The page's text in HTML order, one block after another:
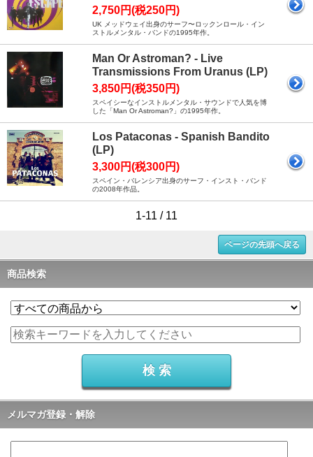
2,750円(税250円)
UK メッドウェイ出身のサーフ〜ロックンロール・イン
ストルメンタル・バンドの1995年作。
Man Or Astroman? - Live
Transmissions From Uranus (LP)
3,850円(税350円)
スペイシーなインストルメンタル・サウンドで人気を博
した「Man Or Astroman?」の1995年作。
Los Pataconas - Spanish Bandito
(LP)
3,300円(税300円)
スペイン・バレンシア出身のサーフ・インスト・バンド
の2008年作品。
1-11 / 11
ページの先頭へ戻る
商品検索
メルマガ登録・解除